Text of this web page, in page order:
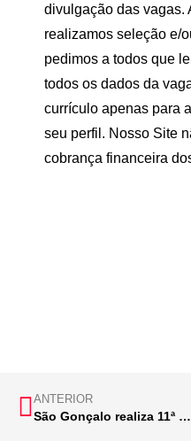
divulgação das vagas.
realizamos seleção e/
pedimos a todos que
todos os dados da
currículo apenas para
seu perfil. Nosso Site
cobrança financeira
ANTERIOR
São Gonçalo realiza 11ª Conferência de Assistência Social